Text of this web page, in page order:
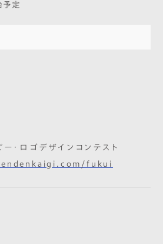
定
・ロゴデザインコンテスト
fukui